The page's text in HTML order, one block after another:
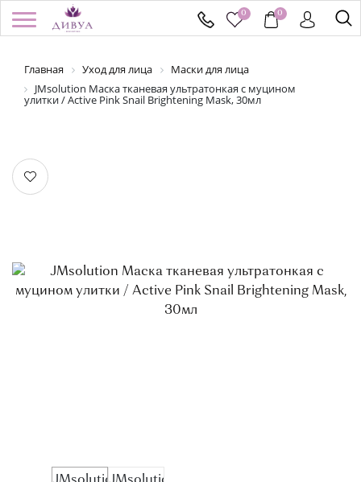
0 0
Войти / Регистрация
БРЕНДЫ
НОВИНКИ
ПОДАРОЧНЫЕ СЕРТИФИКАТЫ
Здравствуйте! Что вы ищете?
Главная Уход для лица
Маски для лица
JMsolution Маска тканевая ультратонкая с муцином
улитки / Active Pink Snail Brightening Mask, 30мл